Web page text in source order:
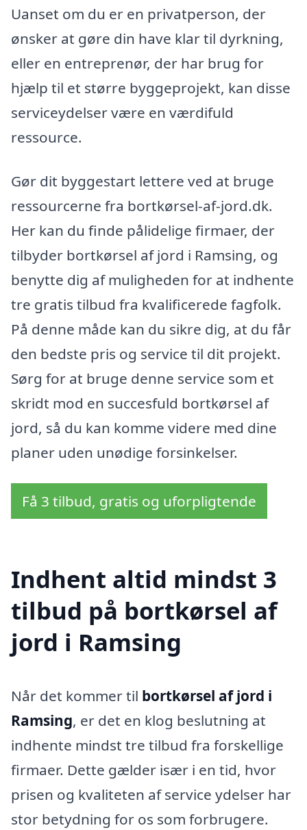
Uanset om du er en privatperson, der
ønsker at gøre din have klar til dyrkning,
eller en entreprenør, der har brug for
hjælp til et større byggeprojekt, kan disse
serviceydelser være en værdifuld
ressource.
Gør dit byggestart lettere ved at bruge
ressourcerne fra bortkørsel-af-jord.dk.
Her kan du finde pålidelige firmaer, der
tilbyder bortkørsel af jord i Ramsing, og
benytte dig af muligheden for at indhente
tre gratis tilbud fra kvalificerede fagfolk.
På denne måde kan du sikre dig, at du får
den bedste pris og service til dit projekt.
Sørg for at bruge denne service som et
skridt mod en succesfuld bortkørsel af
jord, så du kan komme videre med dine
planer uden unødige forsinkelser.
Få 3 tilbud, gratis og uforpligtende
Indhent altid mindst 3
tilbud på bortkørsel af
jord i Ramsing
Når det kommer til bortkørsel af jord i
Ramsing, er det en klog beslutning at
indhente mindst tre tilbud fra forskellige
firmaer. Dette gælder især i en tid, hvor
prisen og kvaliteten af service ydelser har
stor betydning for os som forbrugere.